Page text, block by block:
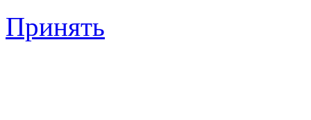
Принять